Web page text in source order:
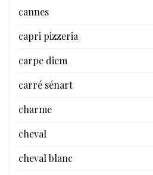
cannes
capri pizzeria
carpe diem
carré sénart
charme
cheval
cheval blanc